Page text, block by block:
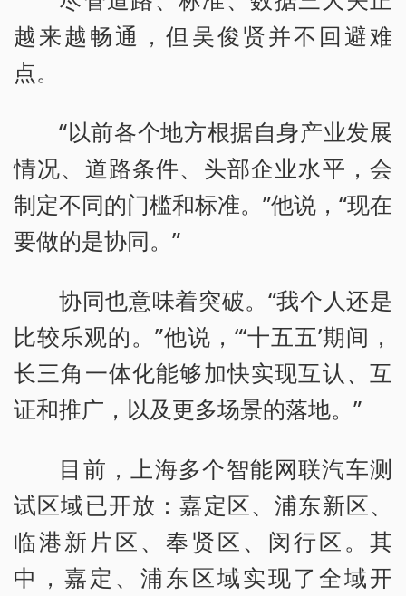
越来越畅通，但吴俊贤并不回避难
点。
“以前各个地方根据自身产业发展
情况、道路条件、头部企业水平，会
制定不同的门槛和标准。”他说，“现在
要做的是协同。”
协同也意味着突破。“我个人还是
比较乐观的。”他说，“‘十五五’期间，
长三角一体化能够加快实现互认、互
证和推广，以及更多场景的落地。”
目前，上海多个智能网联汽车测
试区域已开放：嘉定区、浦东新区、
临港新片区、奉贤区、闵行区。其
中，嘉定、浦东区域实现了全域开